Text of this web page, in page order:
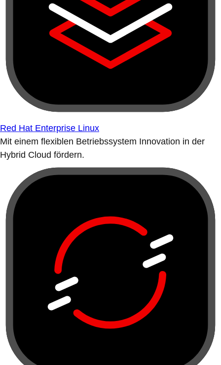
Red Hat Enterprise Linux
Mit einem flexiblen Betriebssystem Innovation in der
Hybrid Cloud fördern.